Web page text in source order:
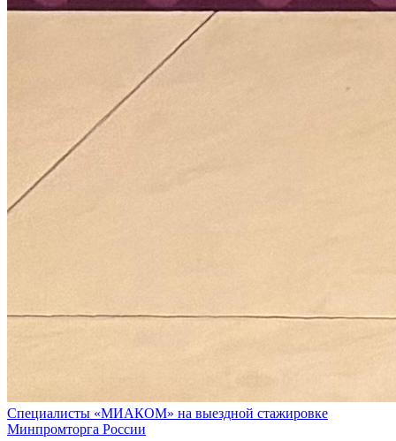
Специалисты «МИАКОМ» на выездной стажировке
Минпромторга России